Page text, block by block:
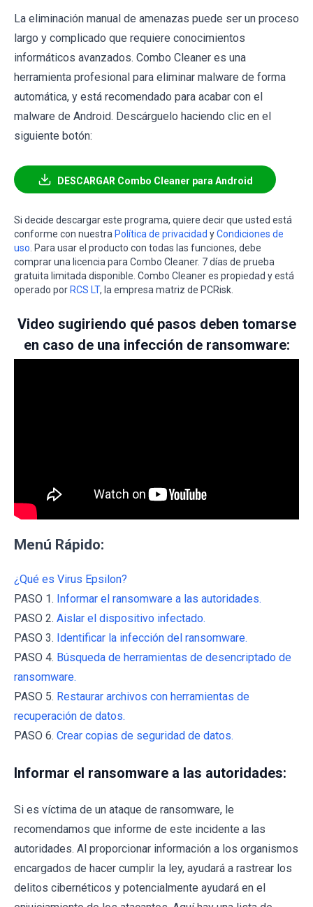
La eliminación manual de amenazas puede ser un proceso
largo y complicado que requiere conocimientos
informáticos avanzados. Combo Cleaner es una
herramienta profesional para eliminar malware de forma
automática, y está recomendado para acabar con el
malware de Android. Descárguelo haciendo clic en el
siguiente botón:
DESCARGAR Combo Cleaner para Android
Si decide descargar este programa, quiere decir que usted está
conforme con nuestra Política de privacidad yCondiciones de
uso. Para usar el producto con todas las funciones, debe
comprar una licencia para Combo Cleaner. 7 días de prueba
gratuita limitada disponible. Combo Cleaner es propiedad y está
operado por RCS LT, la empresa matriz de PCRisk.
Video sugiriendo qué pasos deben tomarse
en caso de una infección de ransomware:
Menú Rápido:
¿Qué es Virus Epsilon?
PASO 1. Informar el ransomware a las autoridades.
PASO 2. Aislar el dispositivo infectado.
PASO 3. Identificar la infección del ransomware.
PASO 4. Búsqueda de herramientas de desencriptado de
ransomware.
PASO 5. Restaurar archivos con herramientas de
recuperación de datos.
PASO 6. Crear copias de seguridad de datos.
Informar el ransomware a las autoridades:
Si es víctima de un ataque de ransomware, le
recomendamos que informe de este incidente a las
autoridades. Al proporcionar información a los organismos
encargados de hacer cumplir la ley, ayudará a rastrear los
delitos cibernéticos y potencialmente ayudará en el